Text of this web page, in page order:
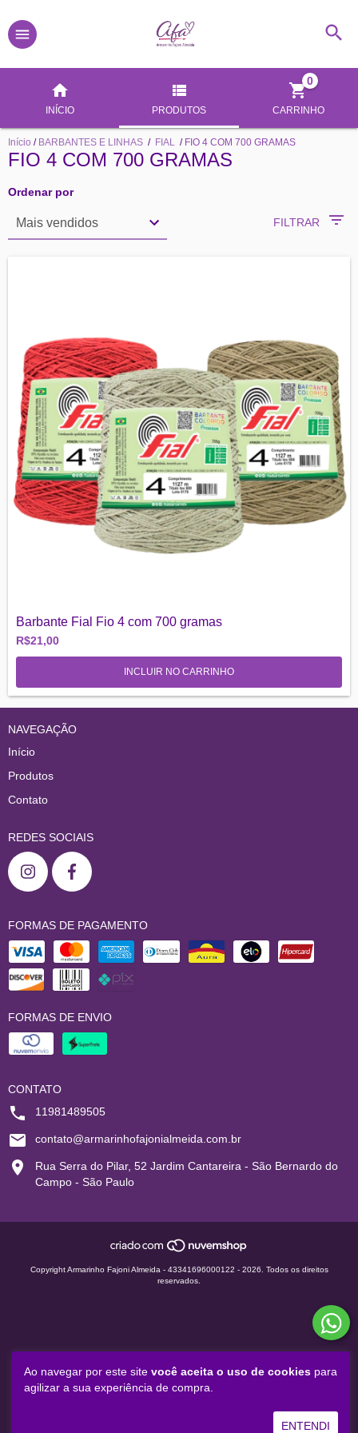
INÍCIO PRODUTOS CARRINHO
0
Ao navegar por este site você aceita o uso de cookies para
agilizar a sua experiência de compra.
ENTENDI
Início / BARBANTES E LINHAS / FIAL / FIO 4 COM 700 GRAMAS
FIO 4 COM 700 GRAMAS
Ordenar por
FILTRAR
Barbante Fial Fio 4 com 700 gramas
R$21,00
INCLUIR NO CARRINHO
NAVEGAÇÃO
Início
Produtos
Contato
REDES SOCIAIS
FORMAS DE PAGAMENTO
FORMAS DE ENVIO
CONTATO
11981489505
contato@armarinhofajonialmeida.com.br
Rua Serra do Pilar, 52 Jardim Cantareira - São Bernardo do
Campo - São Paulo
Copyright Armarinho Fajoni Almeida - 43341696000122 - 2026. Todos os direitos
reservados.